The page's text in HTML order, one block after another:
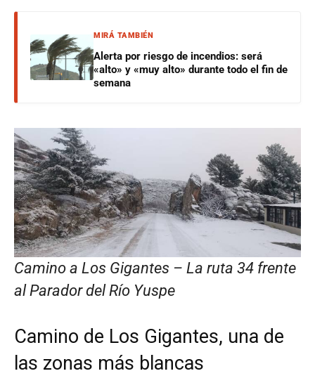
MIRÁ TAMBIÉN
Alerta por riesgo de incendios: será
«alto» y «muy alto» durante todo el fin de
semana
Camino a Los Gigantes – La ruta 34 frente
al Parador del Río Yuspe
Camino de Los Gigantes, una de
las zonas más blancas